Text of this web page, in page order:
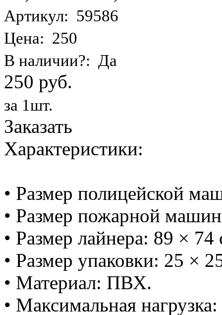
Артикул: 59586
Цена: 250
В наличии?: Да
250 руб.
за 1шт.
Заказать
Характеристики:
• Размер полицейской
• Размер пожарной
• Размер лайнера: 89 × 74
• Размер упаковки: 25 ×
• Материал: ПВХ.
• Максимальная нагрузка: